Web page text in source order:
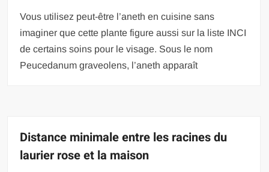
Vous utilisez peut-être l’aneth en cuisine sans
imaginer que cette plante figure aussi sur la liste INCI
de certains soins pour le visage. Sous le nom
Peucedanum graveolens, l’aneth apparaît
Distance minimale entre les racines du
laurier rose et la maison